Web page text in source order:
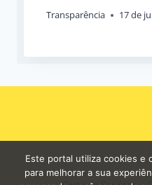
Transparência 17 de
Este portal utiliza cookies e
para melhorar a sua